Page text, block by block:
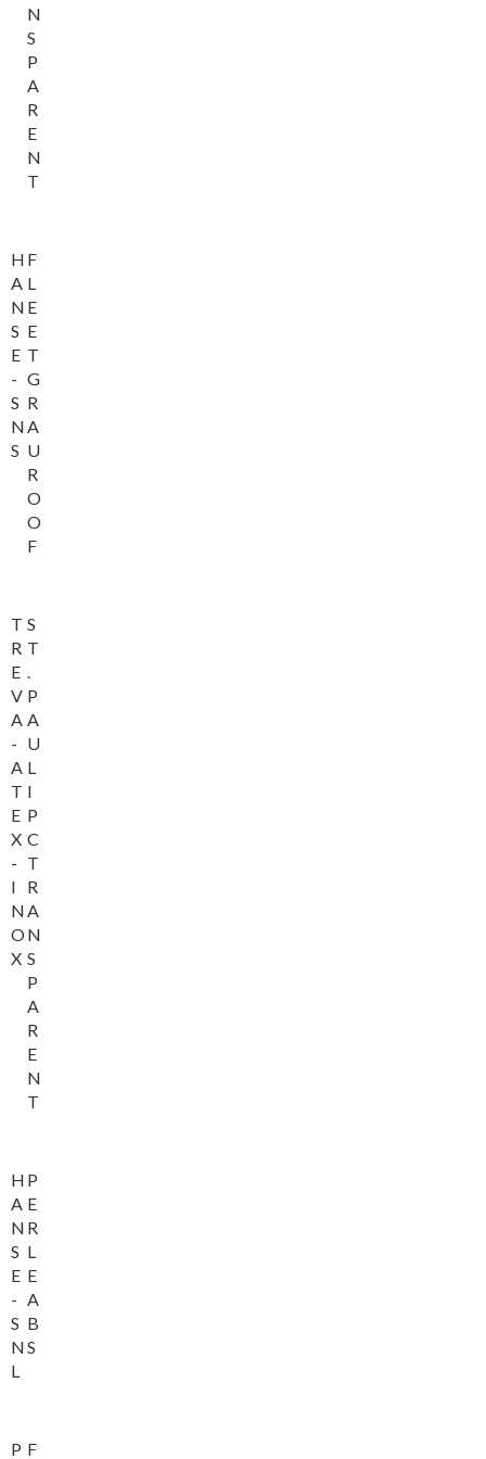
N
S
P
A
R
E
N
T
H
A
N
S
E
-
S
N
S
F
L
E
E
T
G
R
A
U
R
O
O
F
T
R
E
V
A
-
A
T
E
X
-
I
N
O
X
S
T
.
P
A
U
L
I
P
C
T
R
A
N
S
P
A
R
E
N
T
H
A
N
S
E
-
S
N
L
P
E
R
L
E
A
B
S
P F